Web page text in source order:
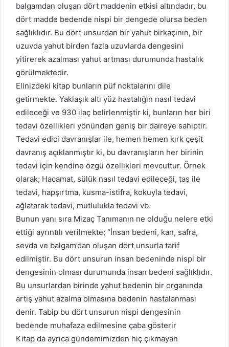
balgamdan oluşan dört maddenin etkisi altındadır, bu
dört madde bedende nispi bir dengede olursa beden
sağlıklıdır. Bu dört unsurdan bir yahut birkaçının, bir
uzuvda yahut birden fazla uzuvlarda dengesini
yitirerek azalması yahut artması durumunda hastalık
görülmektedir.
Elinizdeki kitap bunların püf noktalarını dile
getirmekte. Yaklaşık altı yüz hastalığın nasıl tedavi
edileceği ve 930 ilaç belirlenmiştir ki, bunların her biri
tedavi özellikleri yönünden geniş bir daireye sahiptir.
Tedavi edici davranışlar ile, hemen hemen kırk çeşit
davranış açıklanmıştır ki, bu davranışların her birinin
tedavi için kendine özgü özellikleri mevcuttur. Örnek
olarak; Hacamat, sülük nasıl tedavi edileceği, taş ile
tedavi, hapşırtma, kusma-istifra, kokuyla tedavi,
ağlatarak tedavi, mutlulukla tedavi vb.
Bunun yanı sıra Mizaç Tanımanın ne olduğu nelere etki
ettiği ayrıntılı verilmekte; “İnsan bedeni, kan, safra,
sevda ve balgam’dan oluşan dört unsurla tarif
edilmiştir. Bu dört unsurun insan bedeninde nispi bir
dengesinin olması durumunda insan bedeni sağlıklıdır.
Bu unsurlardan birinde yahut bedenin bir organında
artış yahut azalma olmasına bedenin hastalanması
denir. Tabip bu dört unsurun nispi dengesinin
bedende muhafaza edilmesine çaba gösterir
Kitap da ayrıca gündemimizden hiç çıkmayan